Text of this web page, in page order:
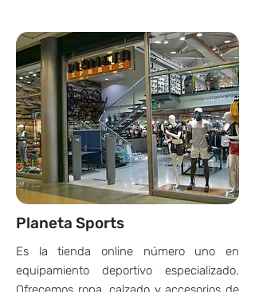
Planeta Sports
Es la tienda online número uno en
equipamiento deportivo especializado.